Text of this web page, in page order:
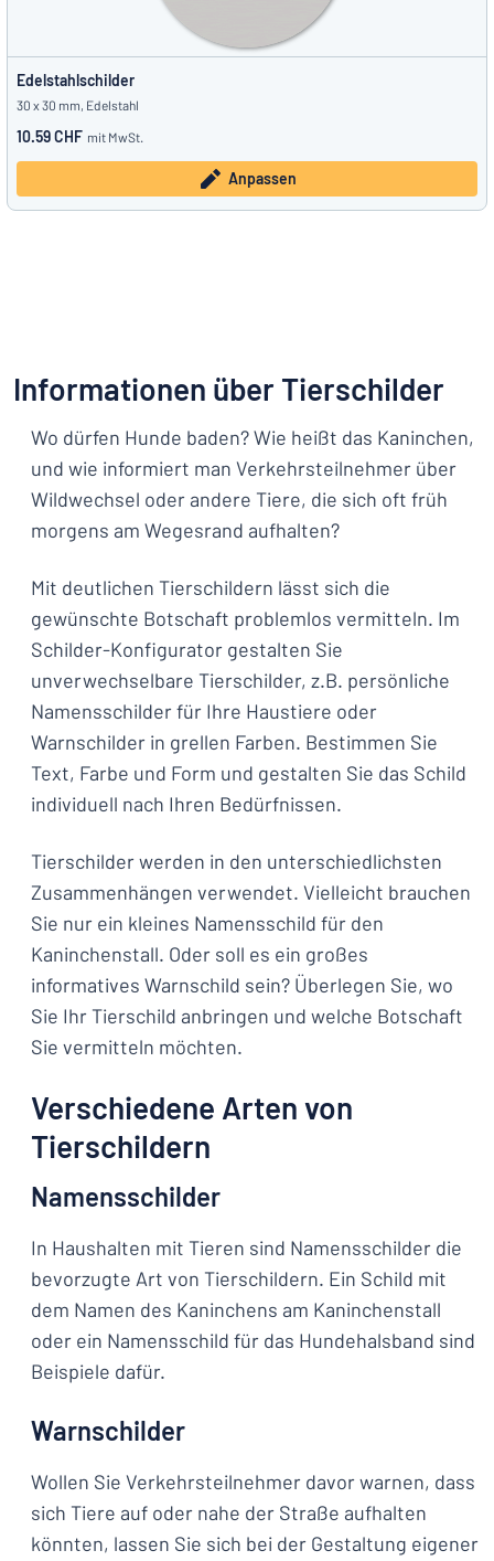
Edelstahlschilder
30 x 30 mm, Edelstahl
10.59 CHF mit MwSt.
Anpassen
Informationen über Tierschilder
Wo dürfen Hunde baden? Wie heißt das Kaninchen,
und wie informiert man Verkehrsteilnehmer über
Wildwechsel oder andere Tiere, die sich oft früh
morgens am Wegesrand aufhalten?
Mit deutlichen Tierschildern lässt sich die
gewünschte Botschaft problemlos vermitteln. Im
Schilder-Konfigurator gestalten Sie
unverwechselbare Tierschilder, z.B. persönliche
Namensschilder für Ihre Haustiere oder
Warnschilder in grellen Farben. Bestimmen Sie
Text, Farbe und Form und gestalten Sie das Schild
individuell nach Ihren Bedürfnissen.
Tierschilder werden in den unterschiedlichsten
Zusammenhängen verwendet. Vielleicht brauchen
Sie nur ein kleines Namensschild für den
Kaninchenstall. Oder soll es ein großes
informatives Warnschild sein? Überlegen Sie, wo
Sie Ihr Tierschild anbringen und welche Botschaft
Sie vermitteln möchten.
Verschiedene Arten von
Tierschildern
Namensschilder
In Haushalten mit Tieren sind Namensschilder die
bevorzugte Art von Tierschildern. Ein Schild mit
dem Namen des Kaninchens am Kaninchenstall
oder ein Namensschild für das Hundehalsband sind
Beispiele dafür.
Warnschilder
Wollen Sie Verkehrsteilnehmer davor warnen, dass
sich Tiere auf oder nahe der Straße aufhalten
könnten, lassen Sie sich bei der Gestaltung eigener